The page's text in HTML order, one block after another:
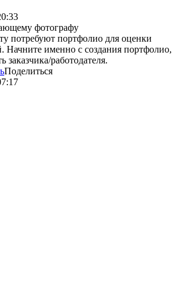
фотографу
потребуют портфолио для оценки
Начните именно с создания портфолио,
заказчика/работодателя.
Поделиться